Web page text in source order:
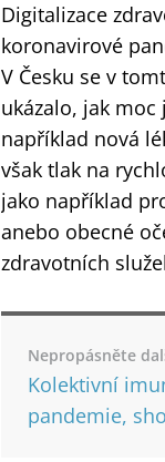
Digitalizace
koronavirové
V Česku se v
ukázalo, jak
například nová
však tlak na
jako například
anebo obecné
zdravotních
Nepropásněte
Kolektivní
pandemie,